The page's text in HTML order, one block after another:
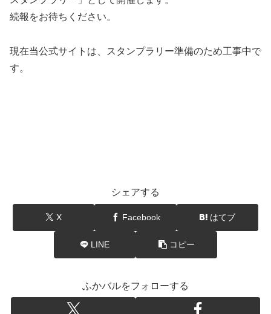
続報をお待ちください。
現在当公式サイトは、スタンプラリー準備のため工事中で
す。
シェアする
X Facebook はてブ
LINE コピー
ふかバルをフォローする